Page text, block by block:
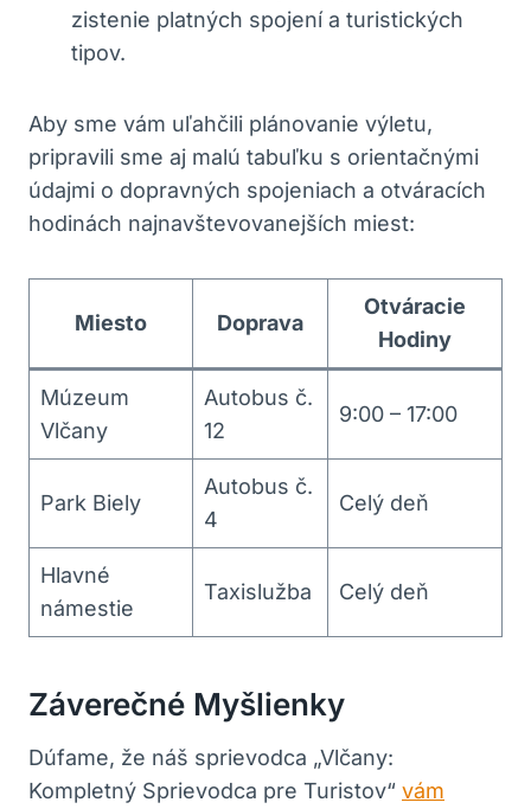
zistenie ‌platných spojení a ⁤turistických
⁤tipov.
Aby ⁢sme‍ vám uľahčili plánovanie výletu,
pripravili sme aj malú tabuľku s orientačnými
údajmi⁤ o dopravných spojeniach a‌ otváracích
hodinách ⁤najnavštevovanejších miest:
Miesto Doprava
Otváracie
Hodiny
Múzeum
Vlčany
Autobus ‍č.
12
9:00 – 17:00
Park Biely
Autobus č.​
4
Celý⁢ deň
Hlavné
‌námestie
Taxislužba Celý ‍deň
Záverečné Myšlienky
Dúfame, že náš sprievodca „Vlčany: ​
Kompletný Sprievodca pre ⁤Turistov“ ​ vám